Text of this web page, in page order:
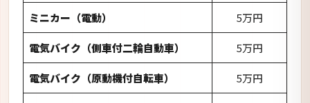
電気自動車も同じ「ゼロカーボン推進事業」で補助
金申請ができるため、自動車の購入を検討している
方にも嬉しい補助金となっています。